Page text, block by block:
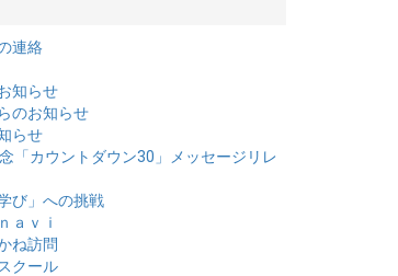
連絡
知らせ
のお知らせ
らせ
「カウントダウン30」メッセージリレ
び」への挑戦
ａｖｉ
ね訪問
クール